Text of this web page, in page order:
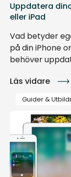
Uppdatera
eller iPad
Vad betyder
på din iPhone
behöver
Läs vidare
Guider &